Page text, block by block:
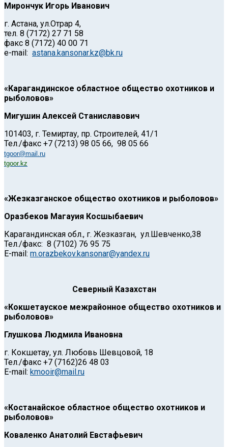
Мирончук Игорь Иванович
г. Астана, ул.Отрар 4,
тел. 8 (7172) 27 71 58
факс 8 (7172) 40 00 71
e-mail: astana.kansonar.kz@bk.ru
«Карагандинское областное общество охотников и
рыболовов»
Мигушин Алексей Станиславович
101403, г. Темиртау, пр. Строителей, 41/1
Тел./факс +7 (7213) 98 05 66, 98 05 66
tgoor@mail.ru
tgoor.kz
«Жезказганское общество охотников и рыболовов»
Оразбеков Магауия Косшыбаевич
Карагандинская обл., г. Жезказган, ул.Шевченко,38
Тел./факс: 8 (7102) 76 95 75
Е-mail: m.orazbekov.kansonar@yandex.ru
Северный Казахстан
«Кокшетауское межрайонное общество охотников и
рыболовов»
Глушкова Людмила Ивановна
г. Кокшетау, ул. Любовь Шевцовой, 18
Тел./факс +7 (7162)26 48 03
Е-mail: kmooir@mail.ru
«Костанайское областное общество охотников и
рыболовов»
Коваленко Анатолий Евстафьевич